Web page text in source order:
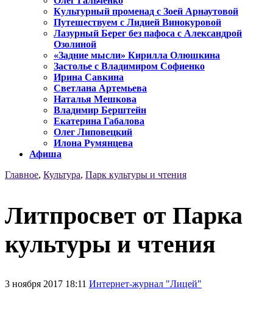
Культурный променад с Зоей Арнаутовой
Путешествуем с Лидией Винокуровой
Лазурный Берег без пафоса с Александрой
Озолиной
«Задние мысли» Кирилла Олюшкина
Застолье с Владимиром Софиенко
Ирина Савкина
Светлана Артемьева
Наталья Мешкова
Владимир Берштейн
Екатерина Габалова
Олег Липовецкий
Илона Румянцева
Афиша
Главное, Культура, Парк культуры и чтения
Литпросвет от Парка
культуры и чтения
3 ноября 2017 18:11 Интернет-журнал "Лицей"